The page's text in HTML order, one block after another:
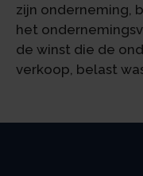
zijn onderneming,
het
de winst die de
verkoop, belast